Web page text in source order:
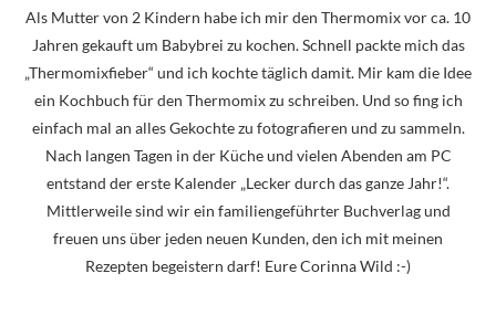
Als Mutter von 2 Kindern habe ich mir den Thermomix vor ca. 10
Jahren gekauft um Babybrei zu kochen. Schnell packte mich das
„Thermomixfieber“ und ich kochte täglich damit. Mir kam die Idee
ein Kochbuch für den Thermomix zu schreiben. Und so fing ich
einfach mal an alles Gekochte zu fotografieren und zu sammeln.
Nach langen Tagen in der Küche und vielen Abenden am PC
entstand der erste Kalender „Lecker durch das ganze Jahr!“.
Mittlerweile sind wir ein familiengeführter Buchverlag und
freuen uns über jeden neuen Kunden, den ich mit meinen
Rezepten begeistern darf! Eure Corinna Wild :-)